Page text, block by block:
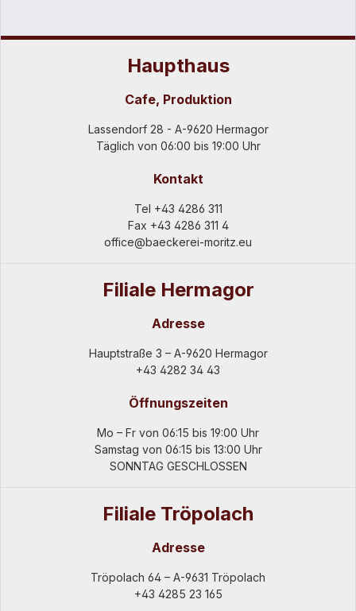
Haupthaus
Cafe, Produktion
Lassendorf 28 - A-9620 Hermagor
Täglich von 06:00 bis 19:00 Uhr
Kontakt
Tel +43 4286 311
Fax +43 4286 311 4
office@baeckerei-moritz.eu
Filiale Hermagor
Adresse
Hauptstraße 3 – A-9620 Hermagor
+43 4282 34 43
Öffnungszeiten
Mo – Fr von 06:15 bis 19:00 Uhr
Samstag von 06:15 bis 13:00 Uhr
SONNTAG GESCHLOSSEN
Filiale Tröpolach
Adresse
Tröpolach 64 – A-9631 Tröpolach
+43 4285 23 165